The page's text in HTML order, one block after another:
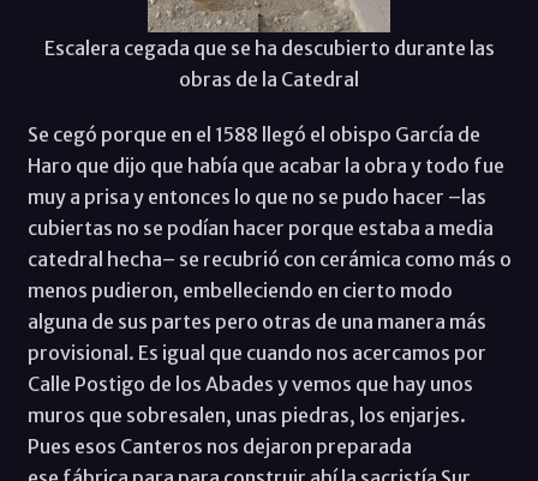
Escalera cegada que se ha descubierto durante las
obras de la Catedral
Se cegó porque en el 1588 llegó el obispo García de
Haro que dijo que había que acabar la obra y todo fue
muy a prisa y entonces lo que no se pudo hacer –las
cubiertas no se podían hacer porque estaba a media
catedral hecha– se recubrió con cerámica como más o
menos pudieron, embelleciendo en cierto modo
alguna de sus partes pero otras de una manera más
provisional. Es igual que cuando nos acercamos por
Calle Postigo de los Abades y vemos que hay unos
muros que sobresalen, unas piedras, los enjarjes.
Pues esos Canteros nos dejaron preparada